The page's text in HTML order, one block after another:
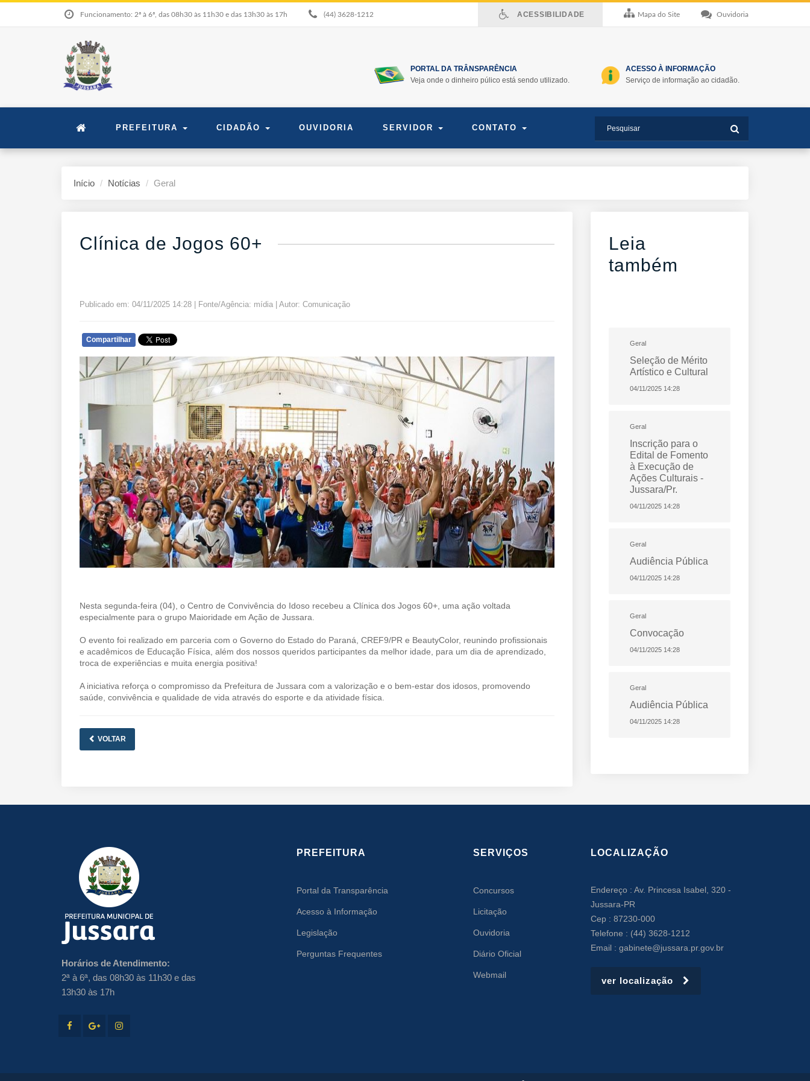
Ouvidoria
Mapa do Site
ACESSIBILIDADE
Funcionamento: 2ª à 6ª, das 08h30 às 11h30 e das 13h30 às 17h (44) 3628-1212
PORTAL DA TRÂNSPARÊNCIA
Veja onde o dinheiro púlico está sendo utilizado.
ACESSO À INFORMAÇÃO
Serviço de informação ao cidadão.
PREFEITURA CIDADÃO OUVIDORIA SERVIDOR CONTATO
Início Notícias Geral
Clínica de Jogos 60+
Publicado em: 04/11/2025 14:28 | Fonte/Agência: mídia | Autor: Comunicação
Compartilhar
Nesta segunda-feira (04), o Centro de Convivência do Idoso recebeu a Clínica dos Jogos 60+, uma ação voltada
especialmente para o grupo Maioridade em Ação de Jussara.
O evento foi realizado em parceria com o Governo do Estado do Paraná, CREF9/PR e BeautyColor, reunindo profissionais
e acadêmicos de Educação Física, além dos nossos queridos participantes da melhor idade, para um dia de aprendizado,
troca de experiências e muita energia positiva!
A iniciativa reforça o compromisso da Prefeitura de Jussara com a valorização e o bem-estar dos idosos, promovendo
saúde, convivência e qualidade de vida através do esporte e da atividade física.
VOLTAR
Leia
também
Geral
Seleção de Mérito
Artístico e Cultural
04/11/2025 14:28
Geral
Inscrição para o
Edital de Fomento
à Execução de
Ações Culturais -
Jussara/Pr.
04/11/2025 14:28
Geral
Audiência Pública
04/11/2025 14:28
Geral
Convocação
04/11/2025 14:28
Geral
Audiência Pública
04/11/2025 14:28
Horários de Atendimento:
2ª à 6ª, das 08h30 às 11h30 e das
13h30 às 17h
PREFEITURA
Portal da Transparência
Acesso à Informação
Legislação
Perguntas Frequentes
SERVIÇOS
Concursos
Licitação
Ouvidoria
Diário Oficial
Webmail
LOCALIZAÇÃO
Endereço : Av. Princesa Isabel, 320 -
Jussara-PR
Cep : 87230-000
Telefone : (44) 3628-1212
Email : gabinete@jussara.pr.gov.br
ver localização